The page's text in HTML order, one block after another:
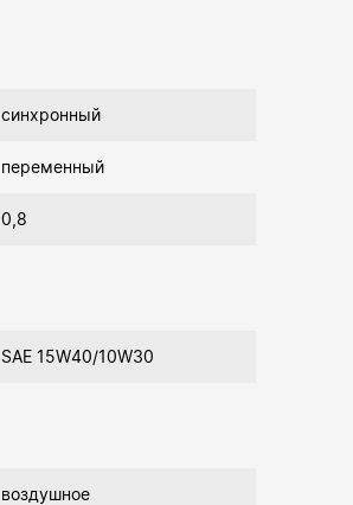
синхронный
переменный
0,8
SAE 15W40/10W30
воздушное